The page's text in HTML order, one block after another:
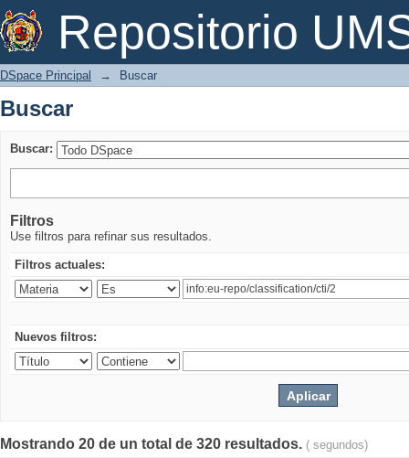
Repositorio
Buscar
DSpace Principal → Buscar
Buscar
Buscar:
Filtros
Use filtros para refinar sus resultados.
Filtros actuales:
Nuevos filtros:
Mostrando 20 de un total de 320 resultados. ( segundos)